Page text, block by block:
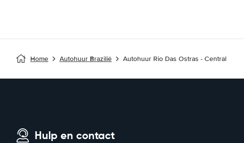
Home Autohuur Brazilië Autohuur Rio Das Ostras - Central
Hulp en contact